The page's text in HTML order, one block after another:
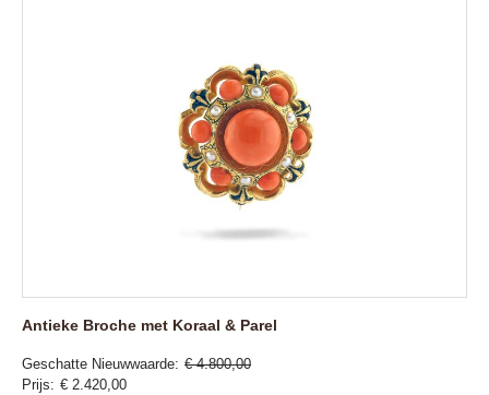
Antieke Broche met Koraal & Parel
Geschatte Nieuwwaarde € 4.800,00
Prijs
€ 2.420,00